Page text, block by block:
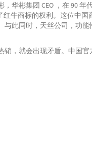
华彬集团 CEO ，在 90
红牛商标的权利。这位中
与此同时，天丝公司，功
销，就会出现矛盾。中国
牛许可纠纷；一个在中国永